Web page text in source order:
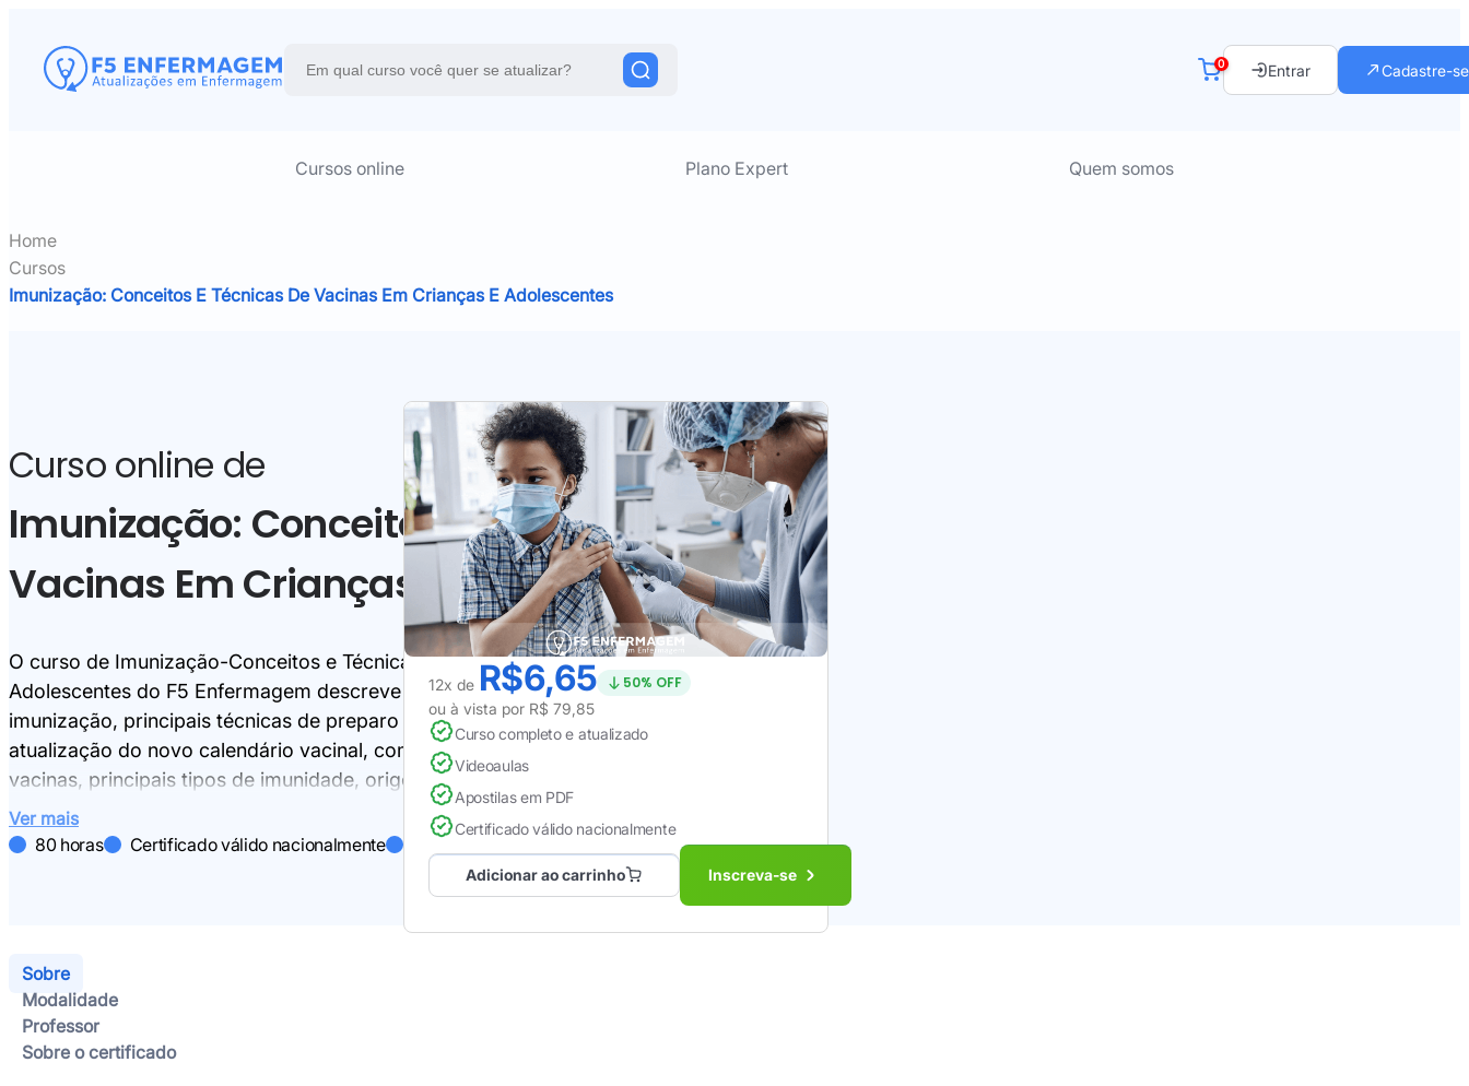
0 Entrar Cadastre-se
Cursos online Plano Expert Quem somos
Home
Cursos
Imunização: Conceitos E Técnicas De Vacinas Em Crianças E Adolescentes
Curso online de
Imunização: Conceitos E Técnicas De
Vacinas Em Crianças E Adolescentes
O curso de Imunização-Conceitos e Técnicas de Vacinas em Crianças e
Adolescentes do F5 Enfermagem descreve os principais conceitos em
imunização, principais técnicas de preparo e administração de vacinas e
atualização do novo calendário vacinal, com inclusão de duas novas
vacinas, principais tipos de imunidade, origem e tipos das vacinas, tipos
de soros, contra indicações gerais, principais riscos, equipamentos e
materiais básicos e importância da vacinação de forma clara e com intuito
de aprimorar os conhecimentos teóricos e práticos abordando itens
cobrados em provas de concursos e residências.
Ver mais
80 horas
Certificado válido nacionalmente Curso com videoaulas
12x de R$6,65
ou à vista por R$ 79,85
50% OFF
Curso completo e atualizado
Videoaulas
Apostilas em PDF
Certificado válido nacionalmente
Adicionar ao carrinho Inscreva-se
Sobre
Modalidade
Professor
Sobre o certificado